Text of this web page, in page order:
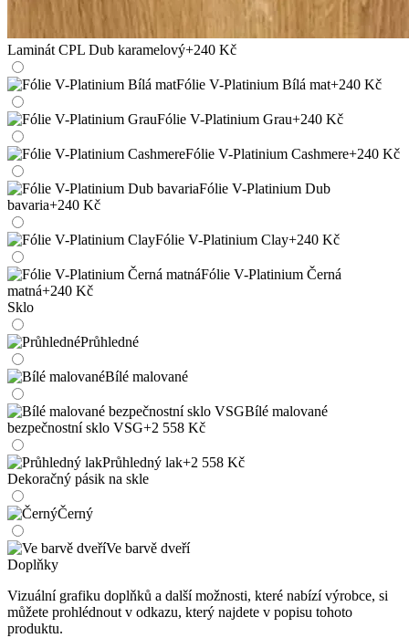
Laminát CPL Dub karamelový+240 Kč
Fólie V-Platinium Bílá mat+240 Kč
Fólie V-Platinium Grau+240 Kč
Fólie V-Platinium Cashmere+240 Kč
Fólie V-Platinium Dub
bavaria+240 Kč
Fólie V-Platinium Clay+240 Kč
Fólie V-Platinium Černá
matná+240 Kč
Sklo
Průhledné
Bílé malované
Bílé malované
bezpečnostní sklo VSG+2 558 Kč
Průhledný lak+2 558 Kč
Dekoračný pásik na skle
Černý
Ve barvě dveří
Doplňky
Vizuální grafiku doplňků a další možnosti, které nabízí výrobce, si
můžete prohlédnout v odkazu, který najdete v popisu tohoto
produktu.